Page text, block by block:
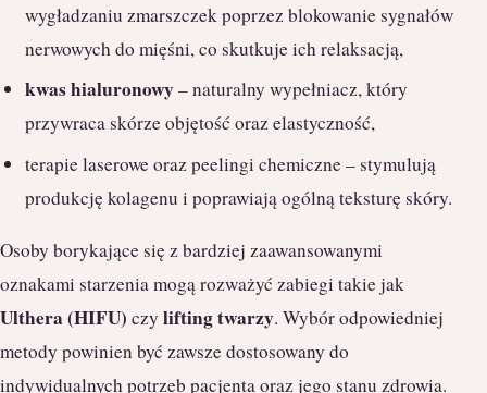
wygładzaniu zmarszczek poprzez blokowanie sygnałów
nerwowych do mięśni, co skutkuje ich relaksacją,
kwas hialuronowy– naturalny wypełniacz, który
przywraca skórze objętość oraz elastyczność,
terapie laserowe oraz peelingi chemiczne – stymulują
produkcję kolagenu i poprawiają ogólną teksturę skóry.
Osoby borykające się z bardziej zaawansowanymi
oznakami starzenia mogą rozważyć zabiegi takie jak
Ulthera (HIFU) czy lifting twarzy. Wybór odpowiedniej
metody powinien być zawsze dostosowany do
indywidualnych potrzeb pacjenta oraz jego stanu zdrowia.